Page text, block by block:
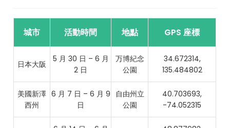
城市 活動時間 地點 GPS 座標
日本大阪
5 月 30 日 – 6 月
2 日
万博紀念
公園
34.672314,
135.484802
美國新澤
西州
6 月 7 日 – 6 月 9
日
自由州立
公園
40.703693,
-74.052315